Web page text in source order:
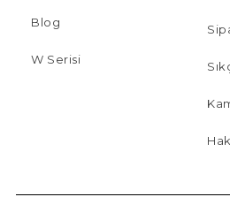
Blog
W Serisi